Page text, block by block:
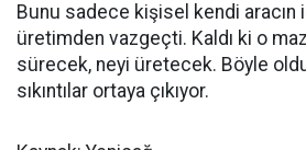
Bunu sadece kişisel kendi
üretimden vazgeçti. Kaldı ki o
sürecek, neyi üretecek. Böyle
sıkıntılar ortaya çıkıyor.